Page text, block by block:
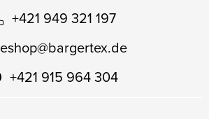
+421 949 321 197
eshop@bargertex.de
+421 915 964 304